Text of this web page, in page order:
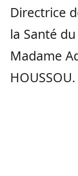
Directrice
la Santé
Madame
HOUSSOU.